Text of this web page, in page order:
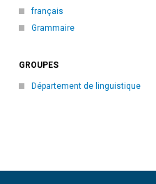
français
Grammaire
GROUPES
Département de linguistique